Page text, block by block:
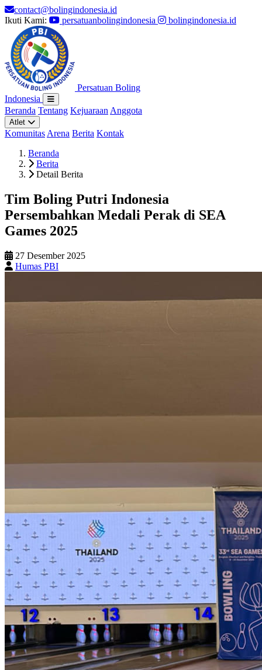
contact@bolingindonesia.id
Ikuti Kami:
persatuanbolingindonesia bolingindonesia.id
Persatuan Boling
Indonesia
Beranda Tentang Kejuaraan Anggota
Atlet
Komunitas Arena Berita Kontak
Beranda
Berita
Detail Berita
Tim Boling Putri Indonesia
Persembahkan Medali Perak di SEA
Games 2025
27 Desember 2025
Humas PBI